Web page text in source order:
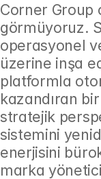
Corner Group
görmüyoruz.
operasyonel
üzerine inşa
platformla
kazandıran
stratejik
sistemini
enerjisini
marka